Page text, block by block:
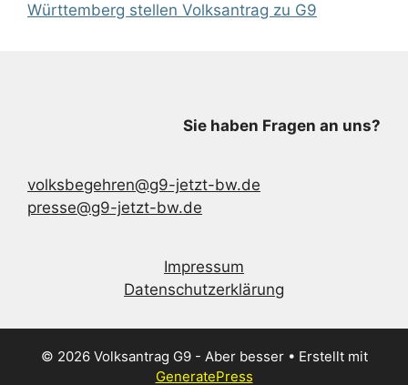
Württemberg stellen Volksantrag zu G9
Sie haben Fragen an uns?
volksbegehren@g9-jetzt-bw.de
presse@g9-jetzt-bw.de
Impressum
Datenschutzerklärung
© 2026 Volksantrag G9 - Aber besser• Erstellt mit
GeneratePress